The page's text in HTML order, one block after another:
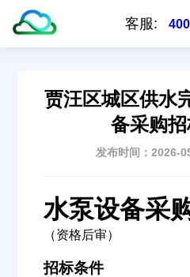
客服:
贾汪区城区供水
备采购
发布时间：2026-
水泵设备采
（资格后审）
招标条件